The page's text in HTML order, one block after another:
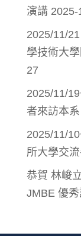
演講 2025-
2025/11/
學技術大
27
2025/11/
者來訪本系
2025/11/
所大學交
恭賀 林峻
JMBE 優